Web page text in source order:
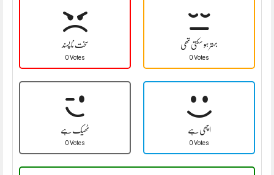
سخت نا پسند
0 Votes
بہتر ہو سکتی تھی
0 Votes
ٹھیک ہے
0 Votes
اچھی ہے
0 Votes